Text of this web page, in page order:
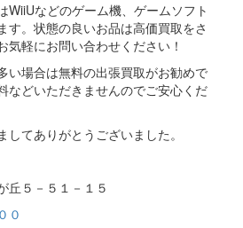
WiiUなどのゲーム機、ゲームソフト
す。状態の良いお品は高価買取をさ
気軽にお問い合わせください！
い場合は無料の出張買取がお勧めで
などいただきませんのでご安心くだ
てありがとうございました。
丘５－５１－１５
０